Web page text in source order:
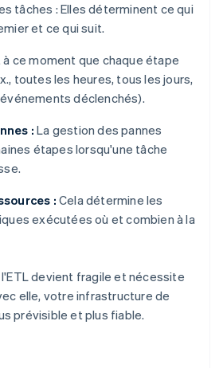
tâches : Elles déterminent ce qui
et ce qui suit.
ce moment que chaque étape
toutes les heures, tous les jours,
déclenchés).
: La gestion des pannes
étapes lorsqu'une tâche
: Cela détermine les
exécutées où et combien à la
devient fragile et nécessite
elle, votre infrastructure de
prévisible et plus fiable.